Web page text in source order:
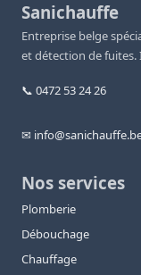
Sanichauffe
Entreprise belge
et détection de
📞 0472 53 24 26
✉
Nos services
Plomberie
Débouchage
Chauffage